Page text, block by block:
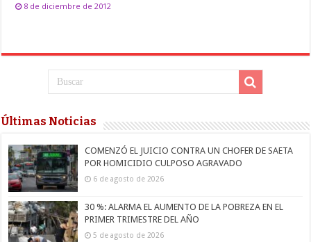
8 de diciembre de 2012
Últimas Noticias
COMENZÓ EL JUICIO CONTRA UN CHOFER DE SAETA
POR HOMICIDIO CULPOSO AGRAVADO
6 de agosto de 2026
30 %: ALARMA EL AUMENTO DE LA POBREZA EN EL
PRIMER TRIMESTRE DEL AÑO
5 de agosto de 2026